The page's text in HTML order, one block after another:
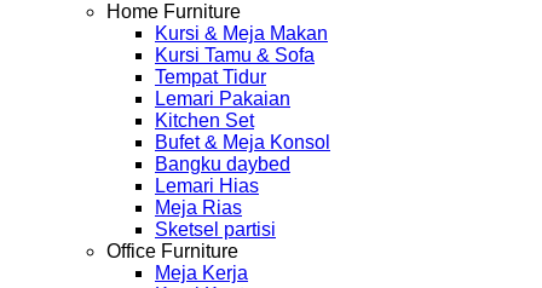
Home Furniture
Kursi & Meja Makan
Kursi Tamu & Sofa
Tempat Tidur
Lemari Pakaian
Kitchen Set
Bufet & Meja Konsol
Bangku daybed
Lemari Hias
Meja Rias
Sketsel partisi
Office Furniture
Meja Kerja